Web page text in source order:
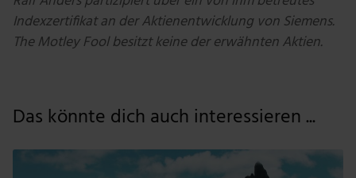
Indexzertifikat an der Aktienentwicklung von Siemens.
The Motley Fool besitzt keine der erwähnten Aktien.
Das könnte dich auch interessieren ...